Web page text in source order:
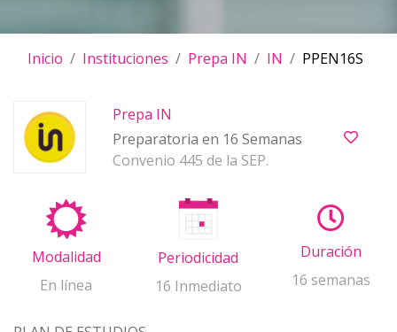
Inicio Instituciones Prepa IN IN PPEN16S
Prepa IN
Preparatoria en 16 Semanas
Convenio 445 de la SEP.
Modalidad
En línea
Periodicidad
16 Inmediato
Duración
16 semanas